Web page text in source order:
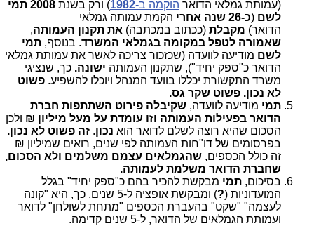
(עמותת גמלאי הדואר הוקמה ב-1982) ורק בשנת
2008 תמי
לשם (כ-26 שנה אחרי
הקמת עמותה גמלאי
הדואר) מקבלת (ככתוב במכתבה) את תקנון העמותה,
שאמורה לטפל במקומה בגמלאי המשרד. בנוסף, תמי
לשם מודיעה לוועדה (שכזכור צריכה לאשר את עמותת גמלאי
הדואר כ"ספק יחיד"), שתקנון העמותה ישונה. כך, שנציגי
משרד התקשורת יכללו בוועד המנהל ויוכלו להשפיע. פשוט
לא נכון. פשוט שקר גס.
תמי מודיעה לוועדה, שקיבלה פירוט השתתפות חברת
הדואר בפעילות העמותה וזו עומדת על מעל מיליון ₪ ולכן
הסכום שהיא רוצה לשלם לדואר הוא נכון. זה פשוט לא נכון.
בפרסומים של דו"חות העמותה לפי שנים, רואים שמיליון ₪
זה כולל הכספים, שהגמלאים עצמם משלמים ולא הסכום,
שחברת הדואר משלמת לעמותה.
בסיכום, תמי מבקשת להכיר בהם כ"ספק יחיד" בגלל
המועדוניות (?
) ומבקשת אופציה ל-5 שנים. כך, היא "קונה
לעצמה" "שקט" בהעברת הכספים "מתחת לשולחן" לדואר
ועמותת הגמלאים של הדואר, ל-5 שנים קדימה.